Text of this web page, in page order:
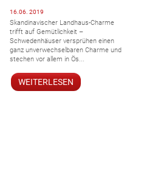
16.06. 2019
Skandinavischer Landhaus-Charme
trifft auf Gemütlichkeit –
Schwedenhäuser versprühen einen
ganz unverwechselbaren Charme und
stechen vor allem in Ös...
WEITERLESEN